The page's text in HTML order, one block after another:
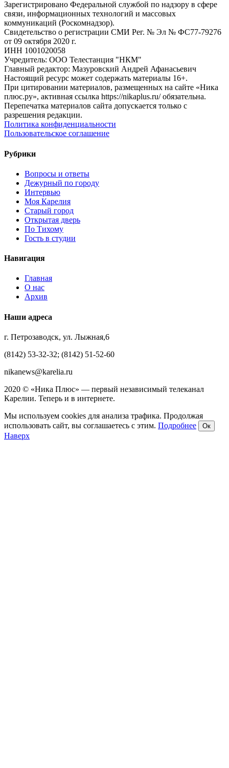
Зарегистрировано Федеральной службой по надзору в сфере
связи, информационных технологий и массовых
коммуникаций (Роскомнадзор).
Свидетельство о регистрации СМИ Рег. № Эл № ФС77-79276
от 09 октября 2020 г.
ИНН 1001020058
Учредитель: ООО Телестанция "НКМ"
Главный редактор: Мазуровский Андрей Афанасьевич
Настоящий ресурс может содержать материалы 16+.
При цитировании материалов, размещенных на сайте «Ника
плюс.ру», активная ссылка https://nikaplus.ru/ обязательна.
Перепечатка материалов сайта допускается только с
разрешения редакции.
Политика конфиденциальности
Пользовательское соглашение
Рубрики
Вопросы и ответы
Дежурный по городу
Интервью
Моя Карелия
Старый город
Открытая дверь
По Тихому
Гость в студии
Навигация
Главная
О нас
Архив
Наши адреса
г. Петрозаводск, ул. Лыжная,6
(8142) 53-32-32; (8142) 51-52-60
nikanews@karelia.ru
2020 © «Ника Плюс» — первый независимый телеканал
Карелии. Теперь и в интернете.
Мы используем cookies для анализа трафика. Продолжая
использовать сайт, вы соглашаетесь с этим. Подробнее Ок
Наверх